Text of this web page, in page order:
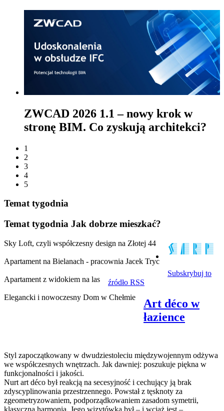
ZWCAD 2026 1.1 – nowy krok w
stronę BIM. Co zyskują architekci?
1
2
3
4
5
Temat tygodnia
Temat tygodnia Jak dobrze mieszkać?
Sky Loft, czyli współczesny design na Złotej 44
Apartament na Bielanach - pracownia Jacek Tryc
Apartament z widokiem na las
Elegancki i nowoczesny Dom w Chełmie
Subskrybuj to
źródło RSS
Art déco w
łazience
Styl zapoczątkowany w dwudziestoleciu międzywojennym odżywa
we współczesnych wnętrzach. Jak dawniej: poszukuje piękna w
funkcjonalności i jakości.
Nurt art déco był reakcją na secesyjność i cechujący ją brak
zdyscyplinowania przestrzennego. Powstał z tęsknoty za
zgeometryzowaniem, podporządkowaniem zasadom symetrii,
klasyczną harmonią. Jego wizytówką był – i wciąż jest –